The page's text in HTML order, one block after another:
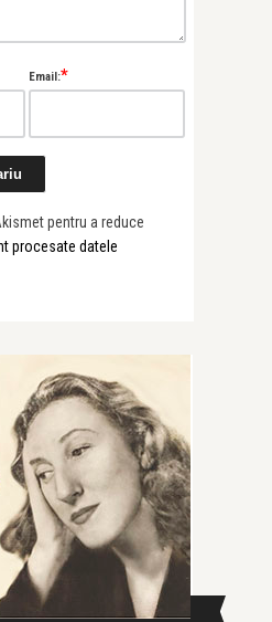
Email:*
pentru a reduce
procesate datele